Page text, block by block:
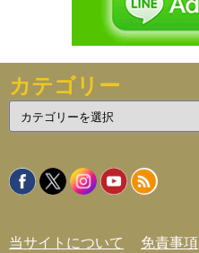
カテゴリー
テ
リ
ー
当サイトについて 免責事項